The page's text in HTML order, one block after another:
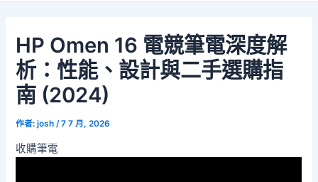
HP Omen 16 電競筆電深度解
析：性能、設計與二手選購指
南 (2024)
作者:josh/7 7 月, 2026
收購筆電